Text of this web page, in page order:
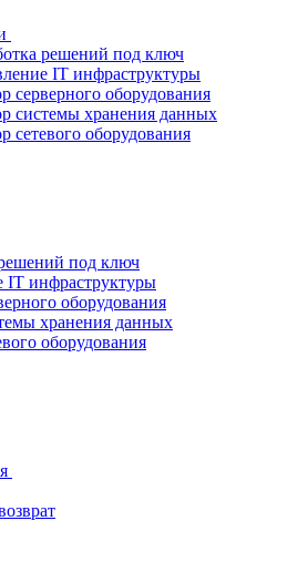
решений под ключ
IT инфраструктуры
серверного оборудования
системы хранения данных
сетевого оборудования
под ключ
IT инфраструктуры
оборудования
хранения данных
оборудования